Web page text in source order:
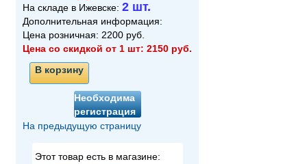
На складе в Ижевске: 2 шт.
Дополнительная информация:
Цена розничная: 2200 руб.
Цена со скидкой от 1 шт: 2150 руб.
В корзину
Необходима
регистрация
На предыдущую страницу
Этот товар есть в магазине: